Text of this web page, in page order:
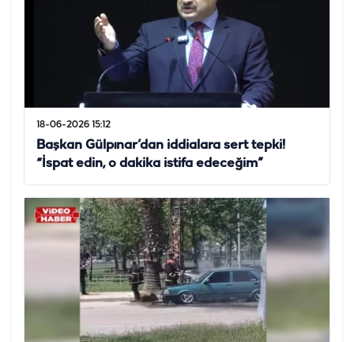
18-06-2026 15:12
Başkan Gülpınar’dan iddialara sert tepki!
“İspat edin, o dakika istifa edeceğim”